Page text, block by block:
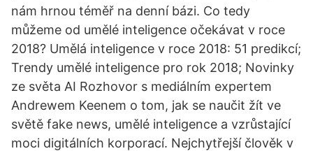
nám hrnou téměř na denní bázi. Co tedy
můžeme od umělé inteligence očekávat v roce
2018? Umělá inteligence v roce 2018: 51 predikcí;
Trendy umělé inteligence pro rok 2018; Novinky
ze světa AI Rozhovor s mediálním expertem
Andrewem Keenem o tom, jak se naučit žít ve
světě fake news, umělé inteligence a vzrůstající
moci digitálních korporací. Nejchytřejší člověk v